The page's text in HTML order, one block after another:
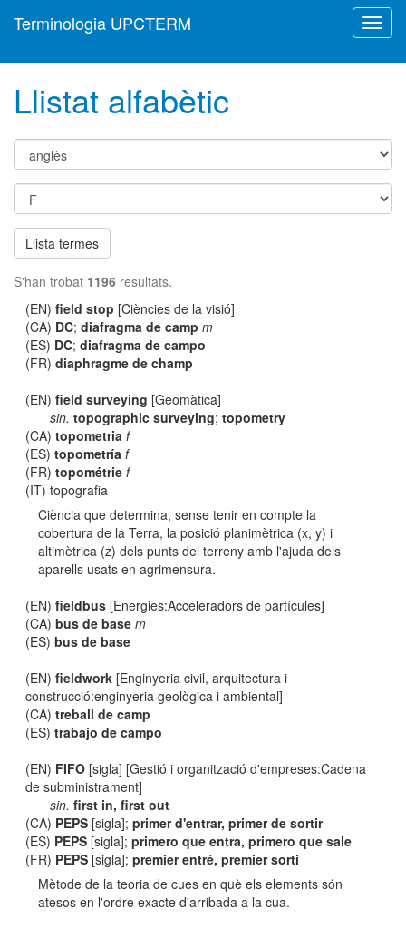
Terminologia UPCTERM
Llistat alfabètic
Llista termes
S'han trobat 1196 resultats.
(EN)field stop [Ciències de la visió]
(CA) DC;diafragma de camp m
(ES) DC;diafragma de campo
(FR)diaphragme de champ
(EN)field surveying [Geomàtica]
sin. topographic surveying; topometry
(CA)topometria f
(ES)topometría f
(FR)topométrie f
(IT) topografia
Ciència que determina, sense tenir en compte la
cobertura de la Terra, la posició planimètrica (x, y) i
altimètrica (z) dels punts del terreny amb l'ajuda dels
aparells usats en agrimensura.
(EN)fieldbus [Energies:Acceleradors de partícules]
(CA)bus de base m
(ES)bus de base
(EN)fieldwork [Enginyeria civil, arquitectura i
construcció:enginyeria geològica i ambiental]
(CA)treball de camp
(ES)trabajo de campo
(EN) FIFO [sigla] [Gestió i organització d'empreses:Cadena
de subministrament]
sin. first in, first out
(CA) PEPS [sigla];primer d'entrar, primer de sortir
(ES) PEPS [sigla];primero que entra, primero que sale
(FR) PEPS [sigla];premier entré, premier sorti
Mètode de la teoria de cues en què els elements són
atesos en l'ordre exacte d'arribada a la cua.